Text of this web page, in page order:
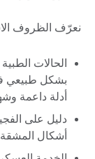
نعرّف الظروف
الحالات
بشكل طبيعي
أدلة داعمة
دليل على
أشكال المشقة